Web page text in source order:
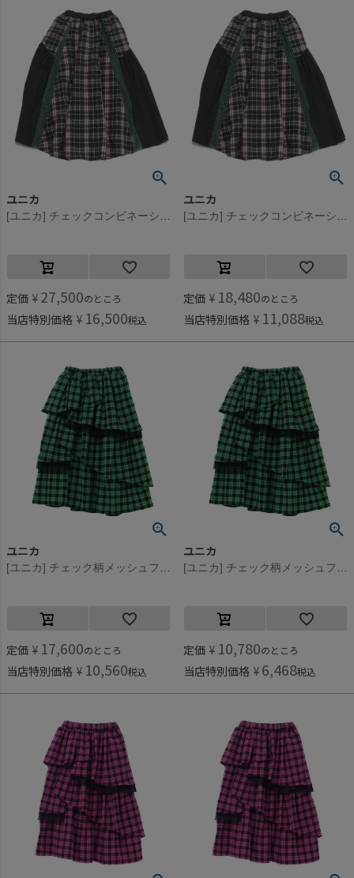
ユニカ
定価 ¥ 27,500のところ
当店特別価格 ¥ 16,500税込
ユニカ
定価 ¥ 18,480のところ
当店特別価格 ¥ 11,088税込
ユニカ
定価 ¥ 17,600のところ
当店特別価格 ¥ 10,560税込
ユニカ
定価 ¥ 10,780のところ
当店特別価格 ¥ 6,468税込